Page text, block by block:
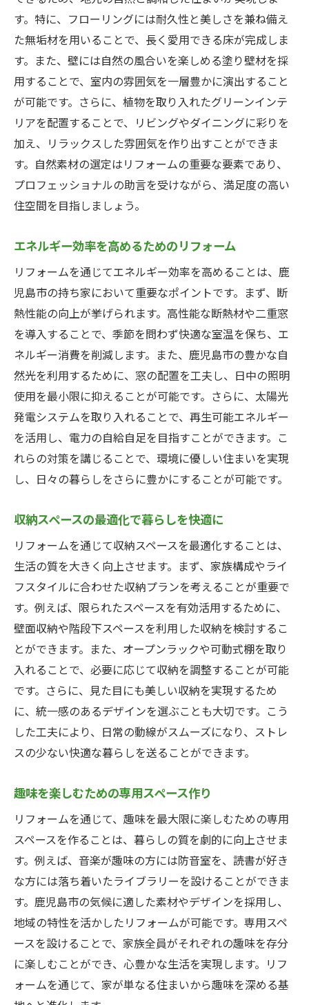
す。特に、フローリングには耐久性と美しさを兼ね備え
た無垢材を用いることで、長く愛用できる床が完成しま
す。また、壁には自然の風合いを楽しめる塗り壁材を採
用することで、室内の雰囲気を一層豊かに演出すること
が可能です。さらに、植物を取り入れたグリーンインテ
リアを配置することで、リビングやダイニングに彩りを
加え、リラックスした雰囲気を作り出すことができま
す。自然素材の選定はリフォームの重要な要素であり、
プロフェッショナルの助言を受けながら、満足度の高い
住空間を目指しましょう。
エネルギー効率を高めるためのリフォーム
リフォームを通じてエネルギー効率を高めることは、鹿
児島市の持ち家において重要なポイントです。まず、断
熱性能の向上が挙げられます。高性能な断熱材や二重窓
を導入することで、季節を問わず快適な室温を保ち、エ
ネルギー消費を削減します。また、鹿児島市の豊かな自
然光を利用するために、窓の配置を工夫し、日中の照明
使用を最小限に抑えることが可能です。さらに、太陽光
発電システムを取り入れることで、再生可能エネルギー
を活用し、電力の自給自足を目指すことができます。こ
れらの対策を講じることで、環境に優しい住まいを実現
し、日々の暮らしをさらに豊かにすることが可能です。
収納スペースの最適化で暮らしを快適に
リフォームを通じて収納スペースを最適化することは、
生活の質を大きく向上させます。まず、家族構成やライ
フスタイルに合わせた収納プランを考えることが重要で
す。例えば、限られたスペースを有効活用するために、
壁面収納や階段下スペースを利用した収納を検討するこ
とができます。また、オープンラックや可動式棚を取り
入れることで、必要に応じて収納を調整することが可能
です。さらに、見た目にも美しい収納を実現するため
に、統一感のあるデザインを選ぶことも大切です。こう
した工夫により、日常の動線がスムーズになり、ストレ
スの少ない快適な暮らしを送ることができます。
趣味を楽しむための専用スペース作り
リフォームを通じて、趣味を最大限に楽しむための専用
スペースを作ることは、暮らしの質を劇的に向上させま
す。例えば、音楽が趣味の方には防音室を、読書が好き
な方には落ち着いたライブラリーを設けることができま
す。鹿児島市の気候に適した素材やデザインを採用し、
地域の特性を活かしたリフォームが可能です。専用スペ
ースを設けることで、家族全員がそれぞれの趣味を存分
に楽しむことができ、心豊かな生活を実現します。リフ
ォームを通じて、家が単なる住まいから趣味を深める基